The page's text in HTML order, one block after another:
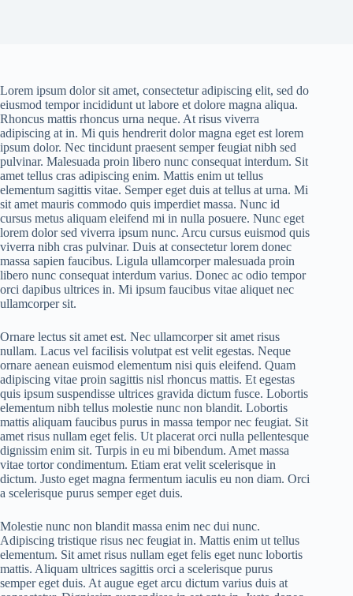
Lorem ipsum dolor sit amet, consectetur adipiscing elit, sed do
eiusmod tempor incididunt ut labore et dolore magna aliqua.
Rhoncus mattis rhoncus urna neque. At risus viverra
adipiscing at in. Mi quis hendrerit dolor magna eget est lorem
ipsum dolor. Nec tincidunt praesent semper feugiat nibh sed
pulvinar. Malesuada proin libero nunc consequat interdum. Sit
amet tellus cras adipiscing enim. Mattis enim ut tellus
elementum sagittis vitae. Semper eget duis at tellus at urna. Mi
sit amet mauris commodo quis imperdiet massa. Nunc id
cursus metus aliquam eleifend mi in nulla posuere. Nunc eget
lorem dolor sed viverra ipsum nunc. Arcu cursus euismod quis
viverra nibh cras pulvinar. Duis at consectetur lorem donec
massa sapien faucibus. Ligula ullamcorper malesuada proin
libero nunc consequat interdum varius. Donec ac odio tempor
orci dapibus ultrices in. Mi ipsum faucibus vitae aliquet nec
ullamcorper sit.
Ornare lectus sit amet est. Nec ullamcorper sit amet risus
nullam. Lacus vel facilisis volutpat est velit egestas. Neque
ornare aenean euismod elementum nisi quis eleifend. Quam
adipiscing vitae proin sagittis nisl rhoncus mattis. Et egestas
quis ipsum suspendisse ultrices gravida dictum fusce. Lobortis
elementum nibh tellus molestie nunc non blandit. Lobortis
mattis aliquam faucibus purus in massa tempor nec feugiat. Sit
amet risus nullam eget felis. Ut placerat orci nulla pellentesque
dignissim enim sit. Turpis in eu mi bibendum. Amet massa
vitae tortor condimentum. Etiam erat velit scelerisque in
dictum. Justo eget magna fermentum iaculis eu non diam. Orci
a scelerisque purus semper eget duis.
Molestie nunc non blandit massa enim nec dui nunc.
Adipiscing tristique risus nec feugiat in. Mattis enim ut tellus
elementum. Sit amet risus nullam eget felis eget nunc lobortis
mattis. Aliquam ultrices sagittis orci a scelerisque purus
semper eget duis. At augue eget arcu dictum varius duis at